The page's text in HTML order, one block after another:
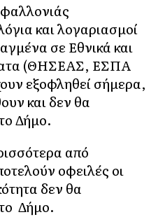
και λογαριασμοί
σε Εθνικά και
(ΘΗΣΕΑΣ, ΕΣΠΑ
εξοφληθεί σήμερα,
και δεν θα
Δήμο.
από
οφειλές οι
δεν θα
Δήμο.